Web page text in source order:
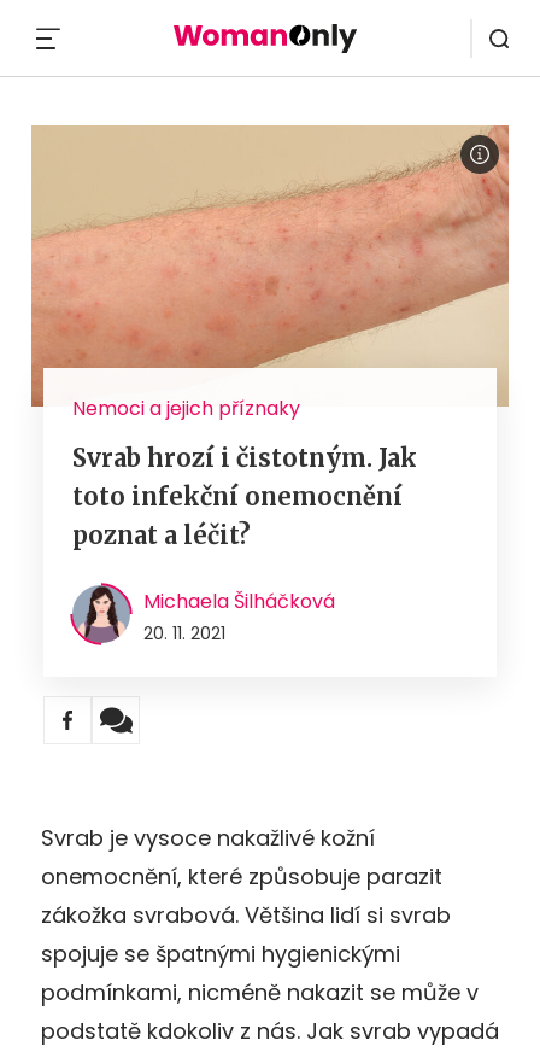
Nemoci a jejich příznaky
Svrab hrozí i čistotným. Jak
toto infekční onemocnění
poznat a léčit?
Michaela Šilháčková
20. 11. 2021
Svrab je vysoce nakažlivé kožní
onemocnění, které způsobuje parazit
zákožka svrabová. Většina lidí si svrab
spojuje se špatnými hygienickými
podmínkami, nicméně nakazit se může v
podstatě kdokoliv z nás. Jak svrab vypadá